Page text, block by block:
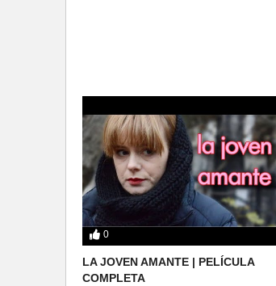
0
LA JOVEN AMANTE | PELÍCULA
COMPLETA